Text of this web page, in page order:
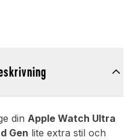
din Apple Watch Ultra
Gen lite extra stil och